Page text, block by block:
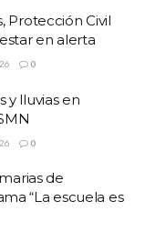
y precisaron que
hombre de
como
Progreso, de la
Protección Civil
en alerta
0
y lluvias en
0
de
“La escuela es